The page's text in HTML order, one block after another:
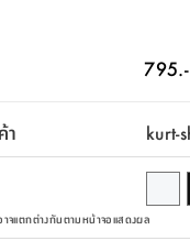
795.-
า
kurt-
จแตกต่างกันตามหน้าจอแสดงผล